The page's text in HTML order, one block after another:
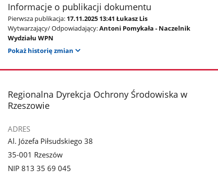
Informacje o publikacji dokumentu
Pierwsza publikacja: 17.11.2025 13:41 Łukasz Lis
Wytwarzający/ Odpowiadający:Antoni Pomykała - Naczelnik
Wydziału WPN
Pokaż historię zmian
stopka
Regionalna Dyrekcja Ochrony Środowiska w
Rzeszowie
ADRES
Al. Józefa Piłsudskiego 38
35-001 Rzeszów
NIP 813 35 69 045